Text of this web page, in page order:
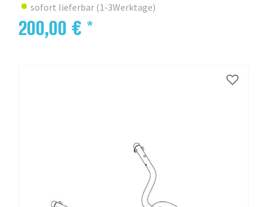
sofort lieferbar (1-3Werktage)
200,00 € *